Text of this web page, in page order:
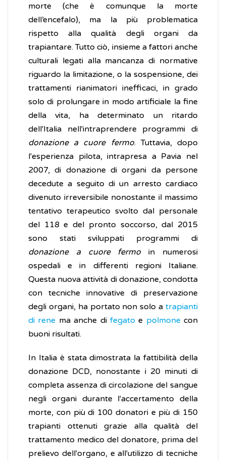
morte (che è comunque la morte
dell’encefalo), ma la più problematica
rispetto alla qualità degli organi da
trapiantare. Tutto ciò, insieme a fattori anche
culturali legati alla mancanza di normative
riguardo la limitazione, o la sospensione, dei
trattamenti rianimatori inefficaci, in grado
solo di prolungare in modo artificiale la fine
della vita, ha determinato un ritardo
dell'Italia nell'intraprendere programmi di
donazione a cuore fermo. Tuttavia, dopo
l'esperienza pilota, intrapresa a Pavia nel
2007, di donazione di organi da persone
decedute a seguito di un arresto cardiaco
divenuto irreversibile nonostante il massimo
tentativo terapeutico svolto dal personale
del 118 e del pronto soccorso, dal 2015
sono stati sviluppati programmi di
donazione a cuore fermoin numerosi
ospedali e in differenti regioni Italiane.
Questa nuova attività di donazione, condotta
con tecniche innovative di preservazione
degli organi, ha portato non solo a trapianti
di rene ma anche di fegato e polmone con
buoni risultati.
In Italia è stata dimostrata la fattibilità della
donazione DCD, nonostante i 20 minuti di
completa assenza di circolazione del sangue
negli organi durante l'accertamento della
morte, con più di 100 donatori e più di 150
trapianti ottenuti grazie alla qualità del
trattamento medico del donatore, prima del
prelievo dell'organo, e all'utilizzo di tecniche